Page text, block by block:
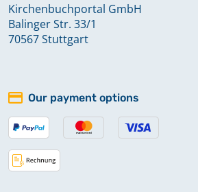
Bestattungen 1982-2004
Keine verfügbaren Digitalisate
Keine verfügbaren Digitalisate
Kirchenbuchportal GmbH
Balinger Str. 33/1
70567 Stuttgart
Our payment options